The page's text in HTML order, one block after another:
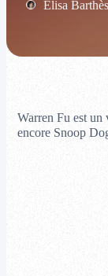
Elisa
Warren Fu est un
encore Snoop